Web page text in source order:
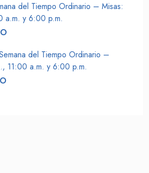
del Tiempo Ordinario – Misas:
a.m. y 6:00 p.m.
del Tiempo Ordinario –
11:00 a.m. y 6:00 p.m.